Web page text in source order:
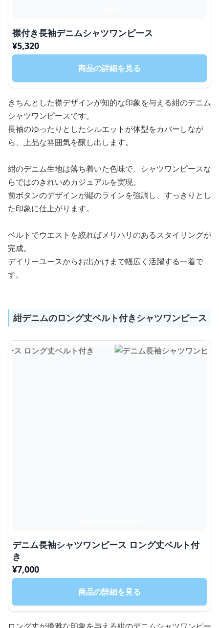
襟付き長袖デニムシャツワンピース
¥5,320
商品の詳細を見る
きちんとした襟デザインが知的な印象を与える紺のデニム
シャツワンピースです。
長袖のゆったりとしたシルエットが体型をカバーしなが
ら、上品な雰囲気を醸し出します。
紺のデニム生地は落ち着いた色味で、シャツワンピースな
らではのきれいめカジュアルを実現。
前ボタンのデザインが縦のラインを強調し、すっきりとし
た印象に仕上がります。
ベルトでウエストを絞ればメリハリのあるスタイリングが
完成。
デイリーユースからお出かけまで幅広く活躍する一着で
す。
紺デニムのロング丈ベルト付きシャツワンピース
デニム長袖シャツワンピース ロング丈ベルト付
き
¥7,000
商品の詳細を見る